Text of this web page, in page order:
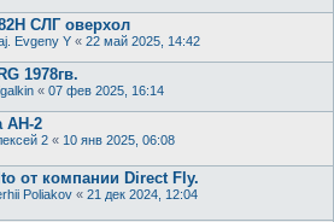
СЛГ оверхол
Evgeny Y « 22 май 2025, 14:42
1978гв.
« 07 фев 2025, 16:14
АН-2
2 « 10 янв 2025, 06:08
от компании Direct Fly.
Poliakov « 21 дек 2024, 12:04